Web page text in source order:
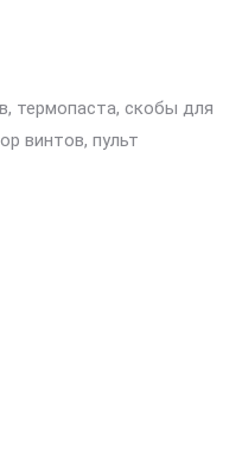
термопаста, скобы для
винтов, пульт